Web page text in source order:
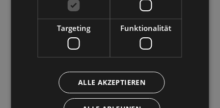
Familien & Kinder
Spielplatz im Freien
Kinderspielraum
Kindermenü
Kinderstuhl
Targeting Funktionalität
ALLE AKZEPTIEREN